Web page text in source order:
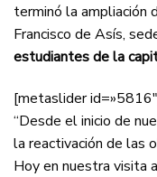
terminó la ampliación
Francisco de Asís,
estudiantes de la
[metaslider
“Desde el inicio de
la reactivación de las
Hoy en nuestra visita